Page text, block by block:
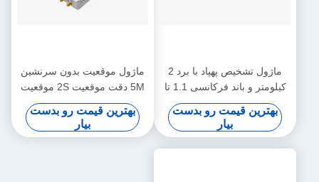
ماژول تشخیص پهپاد با برد 2
کیلومتر و باند فرکانسی 1.1 تا
5.8 گیگاهرتز
بهترین قیمت رو بدست
بیار
ماژول موقعیت بدون سرنشین
5M دقت موقعیت 2S موقعیت
سریع 3KM محدوده تشخیص
بهترین قیمت رو بدست
بیار